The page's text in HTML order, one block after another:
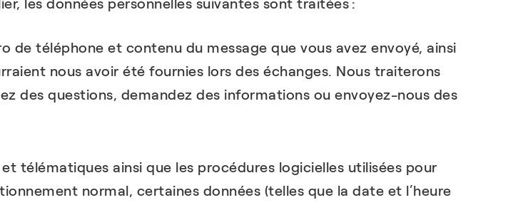
les données personnelles suivantes sont traitées :
de téléphone et contenu du message que vous avez envoyé, ainsi
nous avoir été fournies lors des échanges. Nous traiterons
des questions, demandez des informations ou envoyez-nous des
télématiques ainsi que les procédures logicielles utilisées pour
normal, certaines données (telles que la date et l’heure